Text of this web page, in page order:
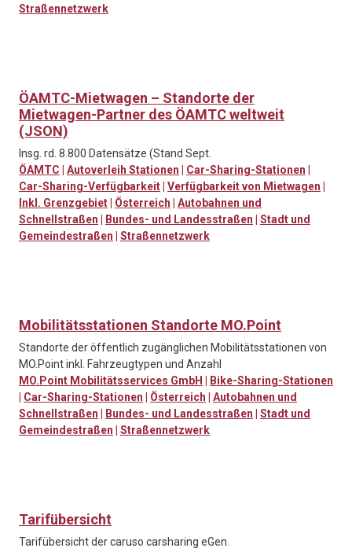
Straßennetzwerk
ÖAMTC-Mietwagen – Standorte der
Mietwagen-Partner des ÖAMTC weltweit
(JSON)
Insg. rd. 8.800 Datensätze (Stand Sept.
ÖAMTC
Autoverleih Stationen Car-Sharing-Stationen
Car-Sharing-Verfügbarkeit Verfügbarkeit von Mietwagen
Inkl. Grenzgebiet
Österreich
Autobahnen und
Schnellstraßen
Bundes- und Landesstraßen
Stadt und
Gemeindestraßen
Straßennetzwerk
Mobilitätsstationen Standorte MO.Point
Standorte der öffentlich zugänglichen Mobilitätsstationen von
MO.Point inkl. Fahrzeugtypen und Anzahl
MO.Point Mobilitätsservices GmbH
Bike-Sharing-Stationen
Car-Sharing-Stationen Österreich
Autobahnen und
Schnellstraßen
Bundes- und Landesstraßen
Stadt und
Gemeindestraßen
Straßennetzwerk
Tarifübersicht
Tarifübersicht der caruso carsharing eGen.